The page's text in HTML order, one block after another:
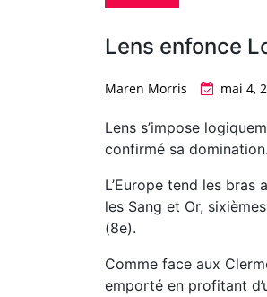
Lens enfonce
Maren Morris mai 4,
Lens s’impose
confirmé sa domination.
L’Europe tend les bras
les Sang et Or,
(8e).
Comme face aux
emporté en profitant